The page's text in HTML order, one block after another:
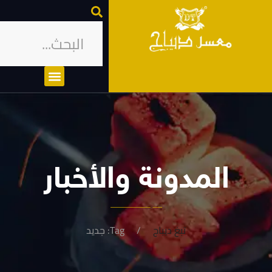
المدونة والأخبار
تبغ ديباج Tag: جديد